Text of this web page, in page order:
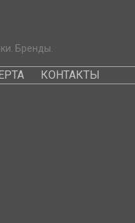
Бренды.
КОНТАКТЫ